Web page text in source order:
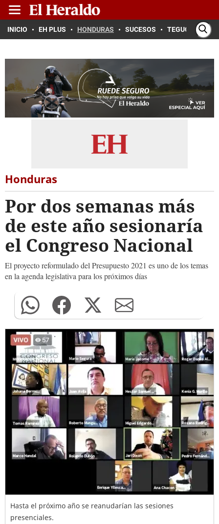
INICIO EH PLUS HONDURAS SUCESOS TEGUCIGALPA
Honduras
Por dos semanas más
de este año sesionaría
el Congreso Nacional
El proyecto reformulado del Presupuesto 2021 es uno de los temas
en la agenda legislativa para los próximos días
Hasta el próximo año se reanudarían las sesiones
presenciales.